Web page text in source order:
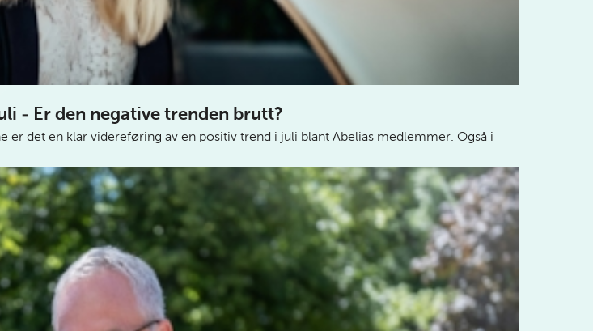
- Er den negative trenden brutt?
det en klar videreføring av en positiv trend i juli blant Abelias medlemmer. Også i